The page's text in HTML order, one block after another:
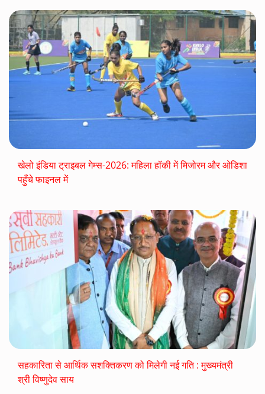
खेलो इंडिया ट्राइबल गेम्स-2026: महिला हॉकी में मिजोरम और ओडिशा
पहुँचे फाइनल में
सहकारिता से आर्थिक सशक्तिकरण को मिलेगी नई गति : मुख्यमंत्री
श्री विष्णुदेव साय